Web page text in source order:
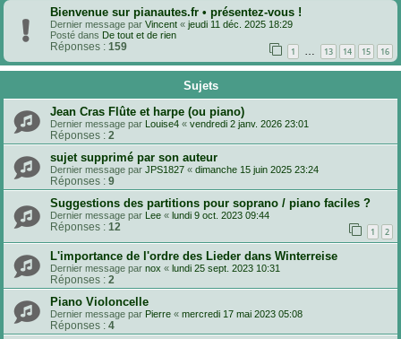
c
r
Bienvenue sur pianautes.fr • présentez-vous !
Dernier message par Vincent « jeudi 11 déc. 2025 18:29
Posté dans De tout et de rien
Réponses : 159 1 … 13 14 15 16
Sujets
Jean Cras Flûte et harpe (ou piano)
Dernier message par Louise4 « vendredi 2 janv. 2026 23:01
Réponses : 2
sujet supprimé par son auteur
Dernier message par JPS1827 « dimanche 15 juin 2025 23:24
Réponses : 9
Suggestions des partitions pour soprano / piano faciles ?
Dernier message par Lee « lundi 9 oct. 2023 09:44
Réponses : 12 1 2
L'importance de l'ordre des Lieder dans Winterreise
Dernier message par nox « lundi 25 sept. 2023 10:31
Réponses : 2
Piano Violoncelle
Dernier message par Pierre « mercredi 17 mai 2023 05:08
Réponses : 4